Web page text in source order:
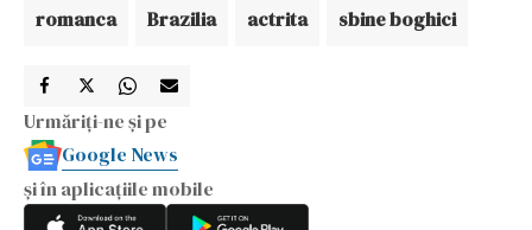
romanca Brazilia actrita sbine boghici
Urmăriți-ne și pe
Google News
și în aplicațiile mobile